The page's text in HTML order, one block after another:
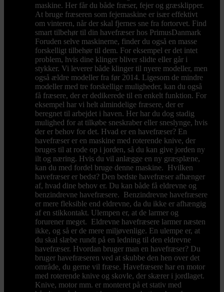
maskine. Her får du både fræser, fejer og græsklipper.
At bruge fræseren som fejemaskine er især effektivt
om vinteren, når der skal fjernes sne fra fortorvet. Find
smart tilbehør til din havefræser hos PrimusDanmark
Foruden selve maskinerne, finder du også en masse
forskelligt tilbehør til dem. For eksempel er det intet
problem, hvis dine klinger bliver slidte eller går i
stykker. Vi leverer både klinger til nyere modeller, men
også ældre modeller fra før 2014. Ligesom de mindre
modeller med tre forskellige muligheder, kan du også
få fræsere, der er dedikerede til en enkelt funktion. For
eksempel har vi helt almindelige fræsere, der er
beregnet til arbejdet i haven. Her har du dog stadig
mulighed for at tilkøbe sneskraber eller sneslynge, hvis
der er behov for det. Hvad er en havefræser? En
havefræser er en maskine med roterende knive, der
bruges til at rode op i jorden, så du kan give jorden ny
ilt og næring. Hvis du vil anlægge en ny græsplæne,
kan du med fordel bruge denne maskine. Hvilken
havefræser er bedst? Den bedste havefræser afhænger
af, hvad dine behov er. Du kan både få eldrevne og
benzindrevne havefræsere. Benzindrevne havefræsere
er mere fleksible end eldrevne, da du ikke er afhængig
af en stikkontakt. Ulempen er, at de larmer og
forurener meget. Eldrevne havefræsere larmer næsten
ikke, og så er de mere miljøvenlige. En ulempe er, at
du skal slæbe rundt på en ledning til den eldrevne
havefræser. Hvordan bruger man en havefræser? Du
bruger havefræseren ved at skubbe den hen over det
område, du gerne vil fræse. Havefræsere har en motor
med roterende knive og skovle, der skærer i jordlaget.
Knive, motor mm. er monteret på et stativ med